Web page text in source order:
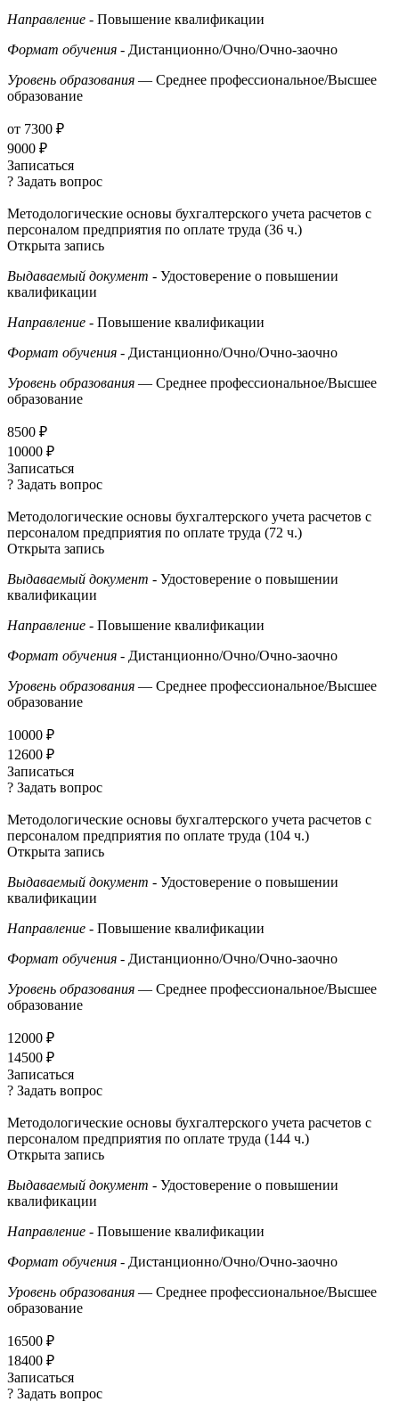
Направление - Повышение квалификации
Формат обучения - Дистанционно/Очно/Очно-заочно
Уровень образования — Среднее профессиональное/Высшее
образование
от 7300 ₽
9000 ₽
Записаться
? Задать вопрос
Методологические основы бухгалтерского учета расчетов с
персоналом предприятия по оплате труда (36 ч.)
Открыта запись
Выдаваемый документ - Удостоверение о повышении
квалификации
Направление - Повышение квалификации
Формат обучения - Дистанционно/Очно/Очно-заочно
Уровень образования — Среднее профессиональное/Высшее
образование
8500 ₽
10000 ₽
Записаться
? Задать вопрос
Методологические основы бухгалтерского учета расчетов с
персоналом предприятия по оплате труда (72 ч.)
Открыта запись
Выдаваемый документ - Удостоверение о повышении
квалификации
Направление - Повышение квалификации
Формат обучения - Дистанционно/Очно/Очно-заочно
Уровень образования — Среднее профессиональное/Высшее
образование
10000 ₽
12600 ₽
Записаться
? Задать вопрос
Методологические основы бухгалтерского учета расчетов с
персоналом предприятия по оплате труда (104 ч.)
Открыта запись
Выдаваемый документ - Удостоверение о повышении
квалификации
Направление - Повышение квалификации
Формат обучения - Дистанционно/Очно/Очно-заочно
Уровень образования — Среднее профессиональное/Высшее
образование
12000 ₽
14500 ₽
Записаться
? Задать вопрос
Методологические основы бухгалтерского учета расчетов с
персоналом предприятия по оплате труда (144 ч.)
Открыта запись
Выдаваемый документ - Удостоверение о повышении
квалификации
Направление - Повышение квалификации
Формат обучения - Дистанционно/Очно/Очно-заочно
Уровень образования — Среднее профессиональное/Высшее
образование
16500 ₽
18400 ₽
Записаться
? Задать вопрос